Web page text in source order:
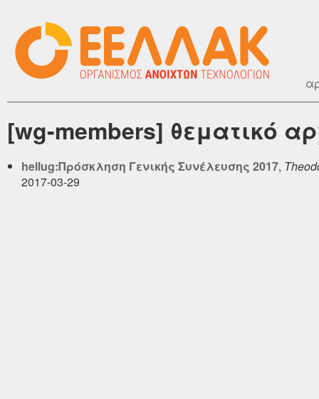
[wg-members] θεματικό
hellug:Πρόσκληση Γενικής Συνέλευσης 2017,
2017-03-29